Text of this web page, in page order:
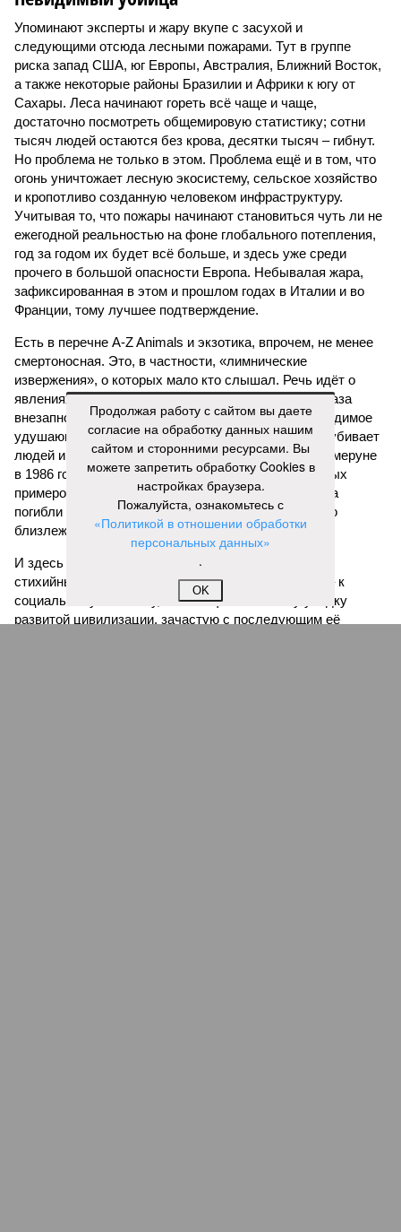
Упоминают эксперты и жару вкупе с засухой и
следующими отсюда лесными пожарами. Тут в группе
риска запад США, юг Европы, Австралия, Ближний Восток,
а также некоторые районы Бразилии и Африки к югу от
Сахары. Леса начинают гореть всё чаще и чаще,
достаточно посмотреть общемировую статистику; сотни
тысяч людей остаются без крова, десятки тысяч – гибнут.
Но проблема не только в этом. Проблема ещё и в том, что
огонь уничтожает лесную экосистему, сельское хозяйство
и кропотливо созданную человеком инфраструктуру.
Учитывая то, что пожары начинают становиться чуть ли не
ежегодной реальностью на фоне глобального потепления,
год за годом их будет всё больше, и здесь уже среди
прочего в большой опасности Европа. Небывалая жара,
зафиксированная в этом и прошлом годах в Италии и во
Франции, тому лучшее подтверждение.
Есть в перечне A-Z Animals и экзотика, впрочем, не менее
смертоносная. Это, в частности, «лимнические
извержения», о которых мало кто слышал. Речь идёт о
явлениях, когда большое количество углекислого газа
внезапно вырывается из глубин озёр, образуя невидимое
удушающее газовое облако, которое безжалостно убивает
людей и животных. Катастрофа на озере Ньос в Камеруне
в 1986 году остаётся одним из наиболее чудовищных
примеров: более 1700 человек и тысячи голов скота
погибли из-за внезапного выброса CO₂, накрывшего
близлежащие деревни.
И здесь мы плавно подходим к тому, чем все эти
стихийные бедствия могут закончиться. А именно – к
социальному коллапсу, то есть фактическому упадку
развитой цивилизации, зачастую с последующим её
Продолжая работу с сайтом вы даете
согласие на обработку данных нашим
сайтом и сторонними ресурсами. Вы
можете запретить обработку Cookies в
настройках браузера.
Пожалуйста, ознакомьтесь с
«Политикой в отношении обработки
персональных данных»
.
OK